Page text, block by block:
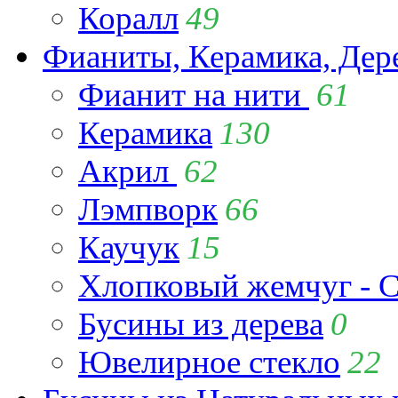
Коралл49
Фианиты, Керамика,
Фианит на нити 61
Керамика 130
Акрил 62
Лэмпворк 66
Каучук 15
Хлопковый жемчуг -
Бусины из дерева 0
Ювелирное стекло 22